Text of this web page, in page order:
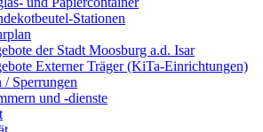
Stationen
der Stadt Moosburg a.d. Isar
Externer Träger (KiTa-Einrichtungen)
/ Sperrungen
und -dienste